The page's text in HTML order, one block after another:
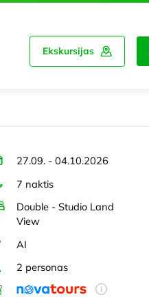
Ekskursijas
27.09. - 04.10.2026
7 naktis
Double - Studio Land
View
AI
2 personas